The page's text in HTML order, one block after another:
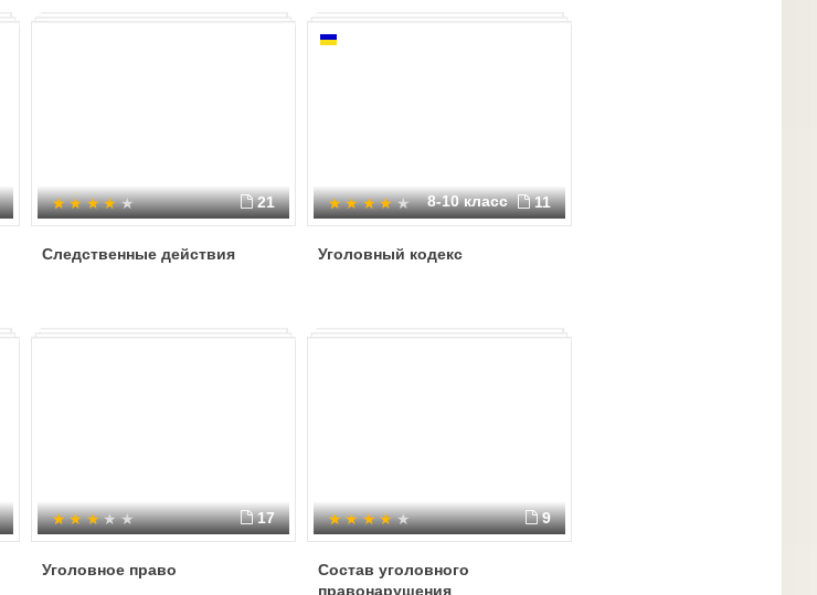
21
Следственные действия
8-10 класс 11
Уголовный кодекс
17
Уголовное право
9
Состав уголовного
правонарушения